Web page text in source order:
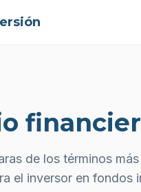
de los términos más
el inversor en fondos